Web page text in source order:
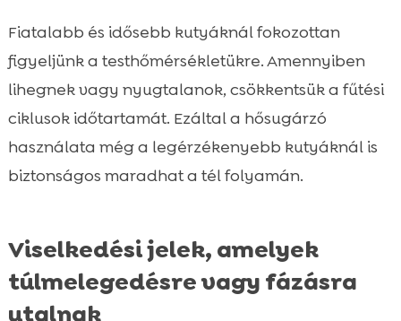
Fiatalabb és idősebb kutyáknál fokozottan
figyeljünk a testhőmérsékletükre. Amennyiben
lihegnek vagy nyugtalanok, csökkentsük a fűtési
ciklusok időtartamát. Ezáltal a hősugárzó
használata még a legérzékenyebb kutyáknál is
biztonságos maradhat a tél folyamán.
Viselkedési jelek, amelyek
túlmelegedésre vagy fázásra
utalnak